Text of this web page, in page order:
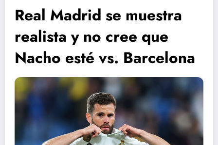
Real Madrid se muestra
realista y no cree que
Nacho esté vs. Barcelona